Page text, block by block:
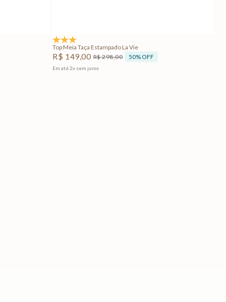
Top Meia Taça Estampado La Vie
R$ 149,00 R$298,00 50% OFF
Em até2x sem juros